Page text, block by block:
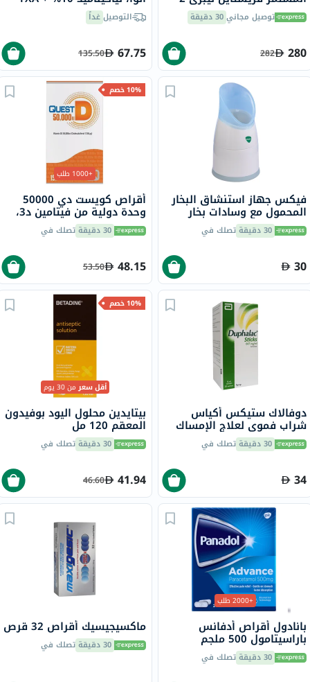
بلس، المزود بمستشعر فلاش
توصيل مجاني30 دقيقة
280
282
4%، 30 مل
التوصيلغداً
67.75
135.50
فيكس جهاز استنشاق البخار
المحمول مع وسادات بخار
برائحة المنثول
30 دقيقة تصلك في
30
10% خصم
+1000 طلب
أقراص كويست دي 50000
وحدة دولية من فيتامين د3،
15 قرص 30 دقيقة تصلك في
48.15
53.50
دوفالاك ستيكس أكياس
شراب فموي لعلاج الإمساك
15 مل، حزمة من 20 30 دقيقة تصلك في
34
10% خصم
أقل سعرمن 30 يوم
بيتايدين محلول اليود بوفيدون
المعقم 120 مل
30 دقيقة تصلك في
41.94
46.60
+2000 طلب
بانادول أقراص أدفانس
باراسيتامول 500 ملجم
قرص 30 دقيقة تصلك في
ماكسيجيسيك أقراص 32 قرص
30 دقيقة تصلك في